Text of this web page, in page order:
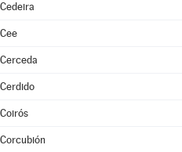
Cedeira
Cee
Cerceda
Cerdido
Coirós
Corcubión